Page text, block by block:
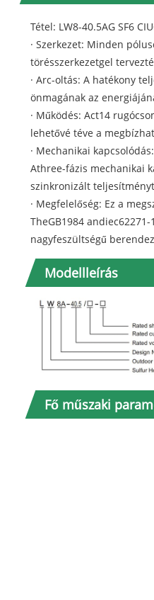
Tétel: LW8-40.5AG SF6
· Szerkezet: Minden
törésszerkezetgel
· Arc-oltás: A hatékony
önmagának az
· Működés: Act14
lehetővé téve a
· Mechanikai
Athree-fázis mechanikai
szinkronizált
· Megfelelőség: Ez a
TheGB1984
nagyfeszültségű
Modellleírás
Fő műszaki